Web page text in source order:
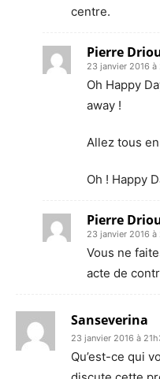
centre.
Pierre
23 janvier 2016
Oh Happy
away !
Allez tous
Oh ! Happy
Pierre
23 janvier 2016
Vous ne
acte de
Sanseverina
23 janvier 2016 à
Qu’est-ce qui